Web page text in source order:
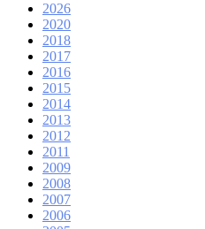
2026
2020
2018
2017
2016
2015
2014
2013
2012
2011
2009
2008
2007
2006